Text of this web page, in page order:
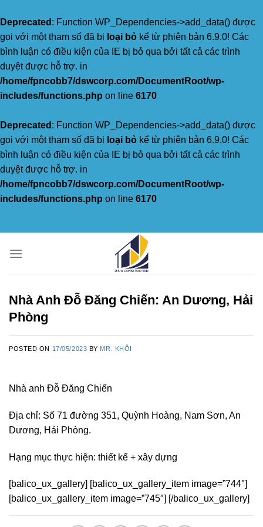
Deprecated : Function WP_Dependencies->add_data() được
gọi với một tham số đã bị loại bỏ kể từ phiên bản 6.9.0! Các
bình luận có điều kiện của IE bị bỏ qua bởi tất cả các trình
duyệt được hỗ trợ. in
/home/fpncobb7/dswcorp.com/DocumentRoot/wp-
includes/functions.php on line 6170
Deprecated : Function WP_Dependencies->add_data() được
gọi với một tham số đã bị loại bỏ kể từ phiên bản 6.9.0! Các
bình luận có điều kiện của IE bị bỏ qua bởi tất cả các trình
duyệt được hỗ trợ. in
/home/fpncobb7/dswcorp.com/DocumentRoot/wp-
includes/functions.php on line 6170
Nhà Anh Đỗ Đăng Chiến: An Dương, Hải
Phòng
POSTED ON 17/05/2023 BY MR. KHÔI
Nhà anh Đỗ Đăng Chiến
Địa chỉ: Số 71 đường 351, Quỳnh Hoàng, Nam Sơn, An
Dương, Hải Phòng.
Hạng mục thực hiện: thiết kế + xây dựng
[balico_ux_gallery] [balico_ux_gallery_item image=”744″]
[balico_ux_gallery_item image=”745″] [/balico_ux_gallery]